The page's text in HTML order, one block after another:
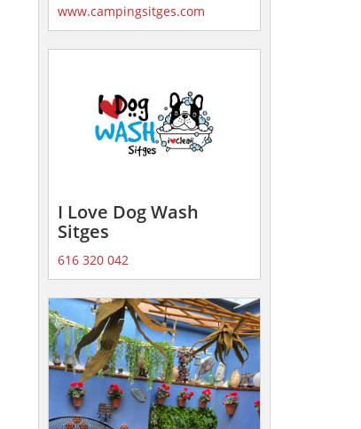
www.campingsitges.com
I Love Dog Wash
Sitges
616 320 042